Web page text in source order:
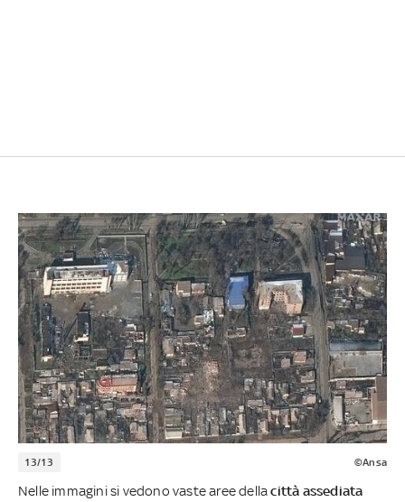
13/13 ©Ansa
Nelle immagini si vedono vaste aree dellacittà assediata